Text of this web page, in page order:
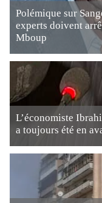
Polémique sur
experts doivent
Mboup
L’économiste
a toujours été en